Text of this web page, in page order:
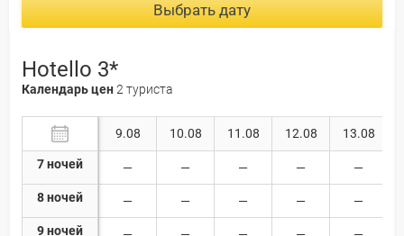
Выбрать дату
Hotello 3*
Календарь цен2 туриста
7 ночей
8 ночей
9 ночей
9.08 10.08 11.08 12.08 13.08